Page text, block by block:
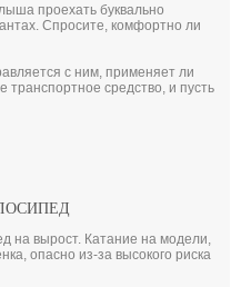
проехать буквально
Спросите, комфортно ли
с ним, применяет ли
транспортное средство, и пусть
на вырост. Катание на модели,
опасно из-за высокого риска